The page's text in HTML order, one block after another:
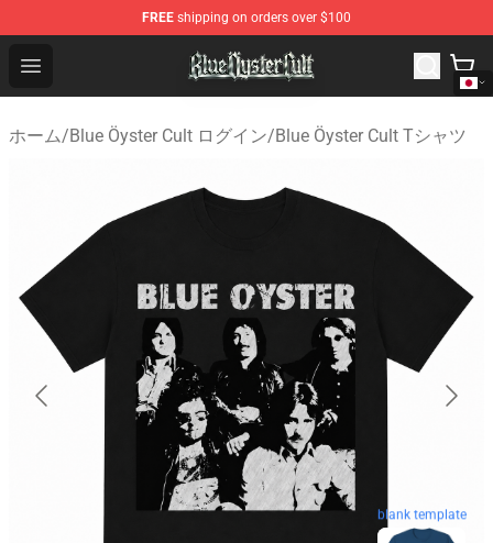
FREE shipping on orders over $100
Open menu
Blue Öyster Cult Store - Official Blue Öyster Cult
ホーム/Blue Öyster Cult ログイン/Blue Öyster Cult Tシャツ
blank template